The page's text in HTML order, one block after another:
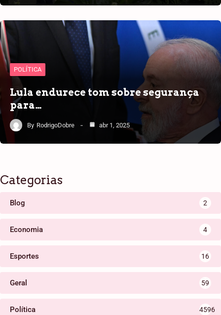
POLÍTICA
Lula endurece tom sobre segurança
para…
By RodrigoDobre abr 1, 2025
Categorias
Blog 2
Economia 4
Esportes 16
Geral 59
Política 4596